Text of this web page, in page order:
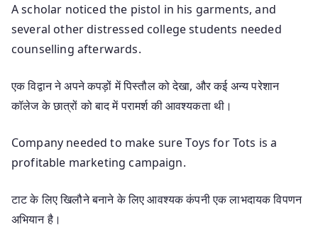
A scholar noticed the pistol in his garments, and
several other distressed college students needed
counselling afterwards.
एक विद्वान ने अपने कपड़ों में पिस्तौल को देखा, और कई अन्य परेशान
कॉलेज के छात्रों को बाद में परामर्श की आवश्यकता थी।
Company needed to make sure Toys for Tots is a
profitable marketing campaign.
टाट के लिए खिलौने बनाने के लिए आवश्यक कंपनी एक लाभदायक विपणन
अभियान है।